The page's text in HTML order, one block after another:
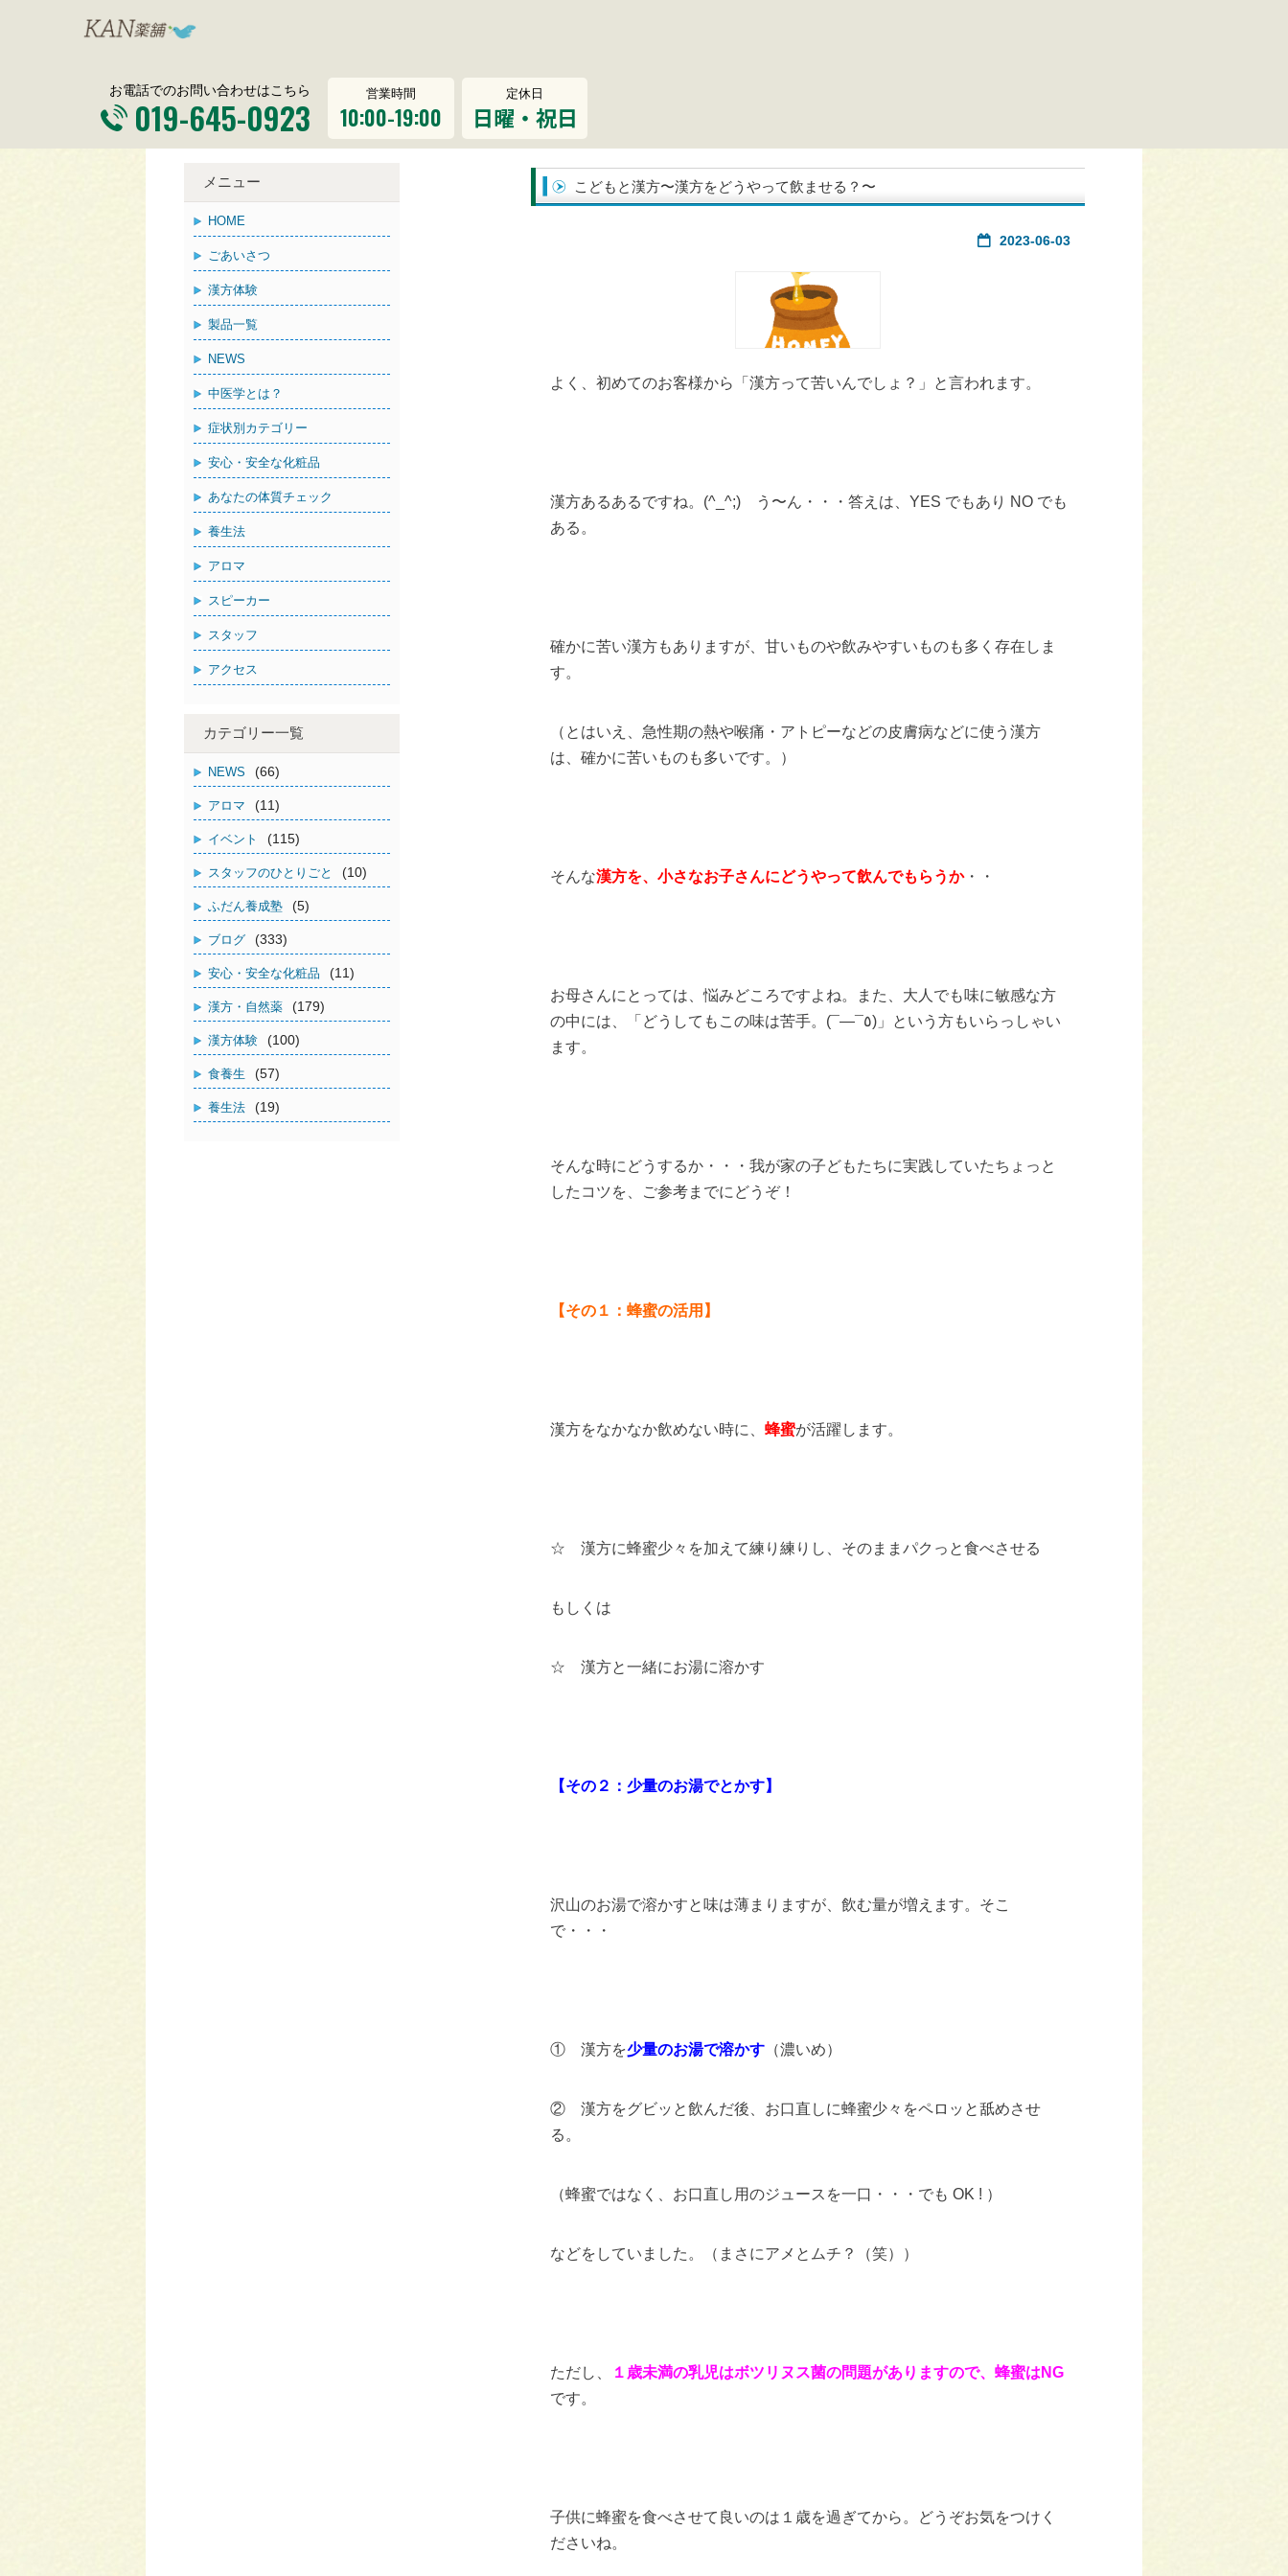
お電話でのお問い合わせはこちら
019-645-0923
営業時間
10:00-19:00
定休日
日曜・祝日
こどもと漢方〜漢方をどうやって飲ませる？〜
2023-06-03
よく、初めてのお客様から「漢方って苦いんでしょ？」と言われます。
漢方あるあるですね。(^_^;) う〜ん・・・答えは、YES でもあり NO でも
ある。
確かに苦い漢方もありますが、甘いものや飲みやすいものも多く存在しま
す。
（とはいえ、急性期の熱や喉痛・アトピーなどの皮膚病などに使う漢方
は、確かに苦いものも多いです。）
そんな漢方を、小さなお子さんにどうやって飲んでもらうか・・
お母さんにとっては、悩みどころですよね。また、大人でも味に敏感な方
の中には、「どうしてもこの味は苦手。(¯―¯٥)」という方もいらっしゃい
ます。
そんな時にどうするか・・・我が家の子どもたちに実践していたちょっと
したコツを、ご参考までにどうぞ！
【その１：蜂蜜の活用】
漢方をなかなか飲めない時に、 蜂蜜が活躍します。
☆ 漢方に蜂蜜少々を加えて練り練りし、そのままパクっと食べさせる
もしくは
☆ 漢方と一緒にお湯に溶かす
【その２：少量のお湯でとかす】
沢山のお湯で溶かすと味は薄まりますが、飲む量が増えます。そこ
で・・・
① 漢方を少量のお湯で溶かす （濃いめ）
② 漢方をグビッと飲んだ後、お口直しに蜂蜜少々をペロッと舐めさせ
る。
（蜂蜜ではなく、お口直し用のジュースを一口・・・でも OK ! ）
などをしていました。（まさにアメとムチ？（笑））
ただし、
１歳未満の乳児はボツリヌス菌の問題がありますので、蜂蜜はNG
です。
子供に蜂蜜を食べさせて良いのは１歳を過ぎてから。どうぞお気をつけく
ださいね。
メニュー
HOME
ごあいさつ
漢方体験
製品一覧
NEWS
中医学とは？
症状別カテゴリー
安心・安全な化粧品
あなたの体質チェック
養生法
アロマ
スピーカー
スタッフ
アクセス
カテゴリー一覧
NEWS (66)
アロマ (11)
イベント (115)
スタッフのひとりごと (10)
ふだん養成塾 (5)
ブログ (333)
安心・安全な化粧品 (11)
漢方・自然薬 (179)
漢方体験 (100)
食養生 (57)
養生法 (19)